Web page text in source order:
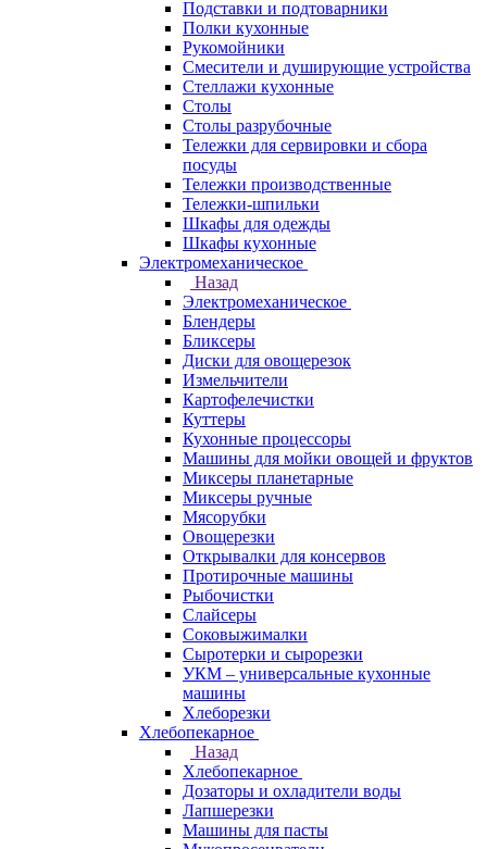
Подставки и подтоварники
Полки кухонные
Рукомойники
Смесители и душирующие устройства
Стеллажи кухонные
Столы
Столы разрубочные
Тележки для сервировки и сбора
посуды
Тележки производственные
Тележки-шпильки
Шкафы для одежды
Шкафы кухонные
Электромеханическое
Назад
Электромеханическое
Блендеры
Бликсеры
Диски для овощерезок
Измельчители
Картофелечистки
Куттеры
Кухонные процессоры
Машины для мойки овощей и фруктов
Миксеры планетарные
Миксеры ручные
Мясорубки
Овощерезки
Открывалки для консервов
Протирочные машины
Рыбочистки
Слайсеры
Соковыжималки
Сыротерки и сырорезки
УКМ – универсальные кухонные
машины
Хлеборезки
Хлебопекарное
Назад
Хлебопекарное
Дозаторы и охладители воды
Лапшерезки
Машины для пасты